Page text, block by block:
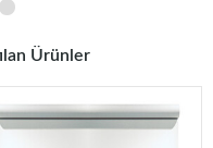
Ürünler